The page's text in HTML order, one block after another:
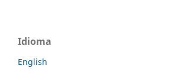
Idioma
English